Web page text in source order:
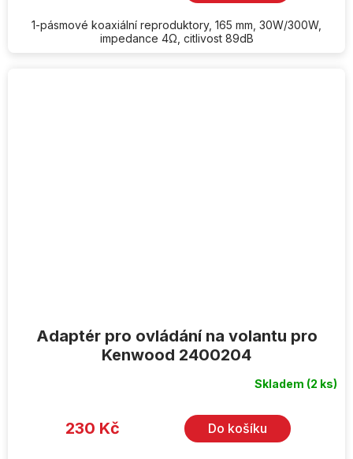
1-pásmové koaxiální reproduktory, 165 mm, 30W/300W,
impedance 4Ω, citlivost 89dB
Adaptér pro ovládání na volantu pro
Kenwood 2400204
Skladem (2 ks)
230 Kč Do košíku